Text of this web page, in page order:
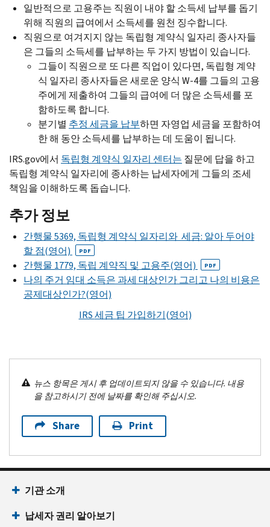
일반적으로 고용주는 직원이 내야 할 소득세 납부를 돕기
위해 직원의 급여에서 소득세를 원천 징수합니다.
직원으로 여겨지지 않는 독립형 계약식 일자리 종사자들
은 그들의 소득세를 납부하는 두 가지 방법이 있습니다.
그들이 직원으로 또 다른 직업이 있다면, 독립형 계약
식 일자리 종사자들은 새로운 양식 W-4를 그들의 고용
주에게 제출하여 그들의 급여에 더 많은 소득세를 포
함하도록 합니다.
분기별 추정 세금을 납부하면 자영업 세금을 포함하여
한 해 동안 소득세를 납부하는 데 도움이 됩니다.
IRS.gov에서 독립형 계약식 일자리 센터는 질문에 답을 하고
독립형 계약식 일자리에 종사하는 납세자에게 그들의 조세
책임을 이해하도록 돕습니다.
추가 정보
간행물 5369, 독립형 계약식 일자리와 세금: 알아 두어야
할 점(영어)
PDF
간행물 1779, 독립 계약직 및 고용주(영어) PDF
나의 주거 임대 소득은 과세 대상인가 그리고 나의 비용은
공제대상인가?(영어)
IRS세금 팁 가입하기(영어)
뉴스 항목은 게시 후 업데이트되지 않을 수 있습니다. 내용
을 참고하시기 전에 날짜를 확인해 주십시오.
Share Print
기관 소개
납세자 권리 알아보기